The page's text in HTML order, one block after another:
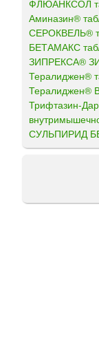
ФЛЮАНКСОЛ
Аминазин®
СЕРОКВЕЛЬ®
БЕТАМАКС
ЗИПРЕКСА®
Тералиджен®
Тералиджен®
Трифтазин-
СУЛЬПИРИД